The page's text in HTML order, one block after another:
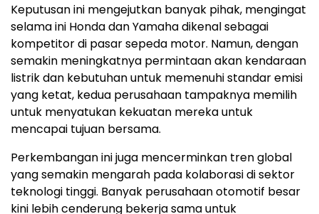
Keputusan ini mengejutkan banyak pihak, mengingat
selama ini Honda dan Yamaha dikenal sebagai
kompetitor di pasar sepeda motor. Namun, dengan
semakin meningkatnya permintaan akan kendaraan
listrik dan kebutuhan untuk memenuhi standar emisi
yang ketat, kedua perusahaan tampaknya memilih
untuk menyatukan kekuatan mereka untuk
mencapai tujuan bersama.
Perkembangan ini juga mencerminkan tren global
yang semakin mengarah pada kolaborasi di sektor
teknologi tinggi. Banyak perusahaan otomotif besar
kini lebih cenderung bekerja sama untuk